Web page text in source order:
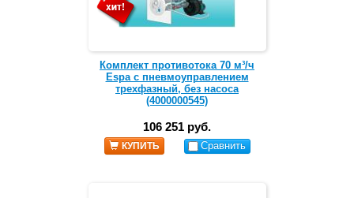
Комплект противотока 70 м³/ч
Espa с пневмоуправлением
трехфазный, без насоса
(4000000545)
106 251 руб.
КУПИТЬ Сравнить